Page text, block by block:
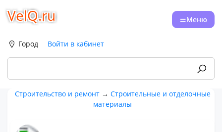
VelQ.ru Меню
Город Войти в кабинет
Строительство и ремонт→ Строительные и отделочные
материалы